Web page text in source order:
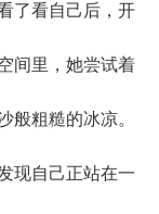
了看自己后，开
间里，她尝试着
般粗糙的冰凉。
现自己正站在一